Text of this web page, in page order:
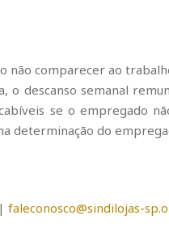
não comparecer ao
o descanso semanal
se o empregado
determinação do
faleconosco@sindilojas-